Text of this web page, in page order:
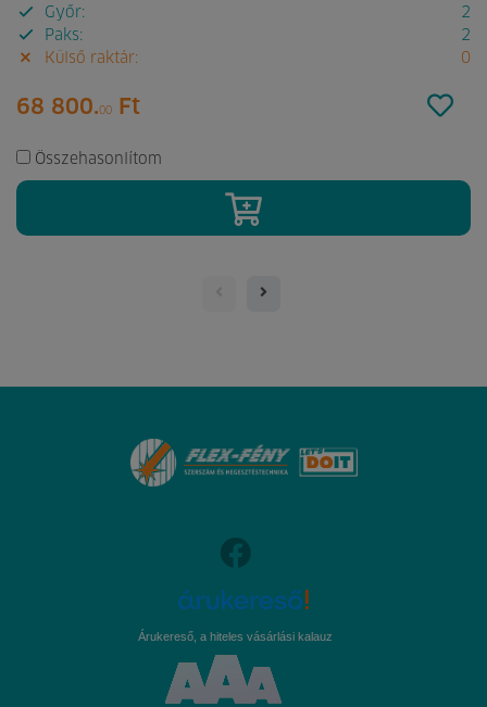
Győr:
2
Paks:
2
Külső raktár:
0
68 800.00 Ft
Összehasonlítom
Árukereső, a hiteles vásárlási kalauz